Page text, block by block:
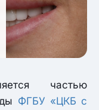
частью
ФГБУ «ЦКБ с